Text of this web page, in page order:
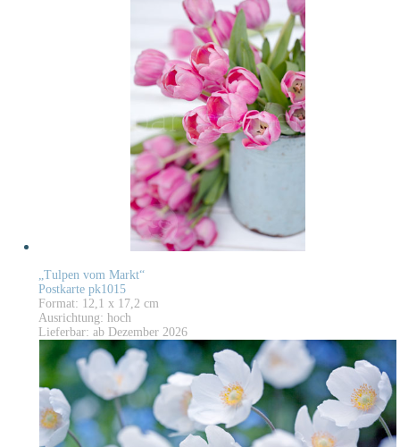
„Tulpen vom Markt“
Postkarte pk1015
Format: 12,1 x 17,2 cm
Ausrichtung: hoch
Lieferbar: ab Dezember 2026